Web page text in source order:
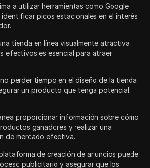
a utilizar herramientas como Google
identificar picos estacionales en el interés
tienda en línea visualmente atractiva
efectivos es esencial para atraer
perder tiempo en el diseño de la tienda
un producto que tenga potencial
proporcionar información sobre cómo
ganadores y realizar una
de mercado efectiva.
de creación de anuncios puede
publicitario y asegurar que los